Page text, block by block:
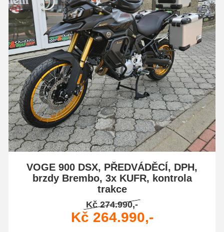
VOGE 900 DSX, PŘEDVÁDĚCÍ, DPH,
brzdy Brembo, 3x KUFR, kontrola
trakce
Kč 274.990,-
Kč 264.990,-